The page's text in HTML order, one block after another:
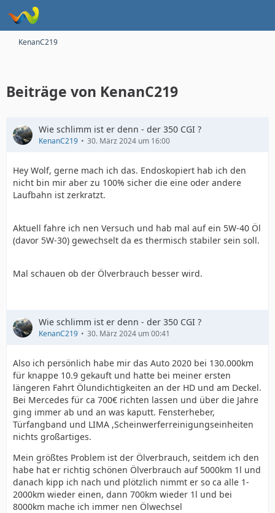
KenanC219
Beiträge von KenanC219
Wie schlimm ist er denn - der 350 CGI ?
KenanC219 30. März 2024 um 16:00
Hey Wolf, gerne mach ich das. Endoskopiert hab ich den
nicht bin mir aber zu 100% sicher die eine oder andere
Laufbahn ist zerkratzt.
Aktuell fahre ich nen Versuch und hab mal auf ein 5W-40 Öl
(davor 5W-30) gewechselt da es thermisch stabiler sein soll.
Mal schauen ob der Ölverbrauch besser wird.
Wie schlimm ist er denn - der 350 CGI ?
KenanC219 30. März 2024 um 00:41
Also ich persönlich habe mir das Auto 2020 bei 130.000km
für knappe 10.9 gekauft und hatte bei meiner ersten
längeren Fahrt Ölundichtigkeiten an der HD und am Deckel.
Bei Mercedes für ca 700€ richten lassen und über die Jahre
ging immer ab und an was kaputt. Fensterheber,
Türfangband und LIMA ,Scheinwerferreinigungseinheiten
nichts großartiges.
Mein größtes Problem ist der Ölverbrauch, seitdem ich den
habe hat er richtig schönen Ölverbrauch auf 5000km 1l und
danach kipp ich nach und plötzlich nimmt er so ca alle 1-
2000km wieder einen, dann 700km wieder 1l und bei
8000km mache ich immer nen Ölwechsel